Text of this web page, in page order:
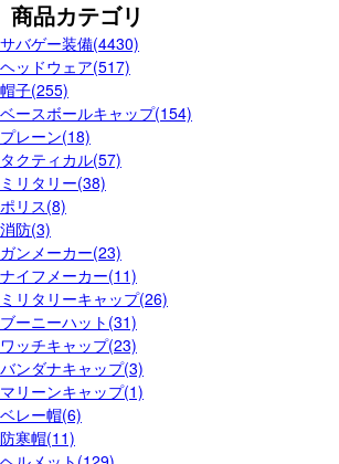
商品カテゴリ
サバゲー装備(4430)
ヘッドウェア(517)
帽子(255)
ベースボールキャップ(154)
プレーン(18)
タクティカル(57)
ミリタリー(38)
ポリス(8)
消防(3)
ガンメーカー(23)
ナイフメーカー(11)
ミリタリーキャップ(26)
ブーニーハット(31)
ワッチキャップ(23)
バンダナキャップ(3)
マリーンキャップ(1)
ベレー帽(6)
防寒帽(11)